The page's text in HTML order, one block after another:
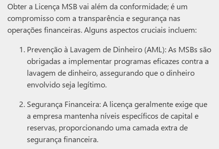
Obter a Licença MSB vai além da conformidade; é um
compromisso com a transparência e segurança nas
operações financeiras. Alguns aspectos cruciais incluem:
Prevenção à Lavagem de Dinheiro (AML): As MSBs são
obrigadas a implementar programas eficazes contra a
lavagem de dinheiro, assegurando que o dinheiro
envolvido seja legítimo.
Segurança Financeira: A licença geralmente exige que
a empresa mantenha níveis específicos de capital e
reservas, proporcionando uma camada extra de
segurança financeira.